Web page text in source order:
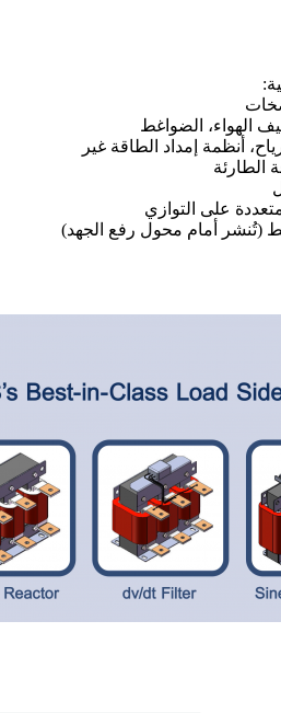
الهواء، الضواغط
أنظمة إمداد الطاقة غير
الطارئة
على التوازي
(تُنشر أمام محول رفع الجهد)